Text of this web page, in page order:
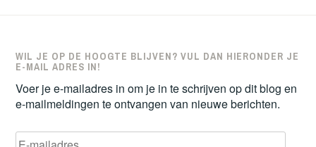
WIL JE OP DE HOOGTE BLIJVEN? VUL DAN HIERONDER JE
E-MAIL ADRES IN!
Voer je e-mailadres in om je in te schrijven op dit blog en
e-mailmeldingen te ontvangen van nieuwe berichten.
E-